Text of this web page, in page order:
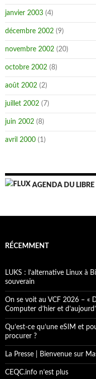
janvier 2003 (4)
décembre 2002 (9)
novembre 2002 (20)
octobre 2002 (8)
août 2002 (2)
juillet 2002 (7)
juin 2002 (8)
avril 2000 (1)
AGENDA DU LIBRE
RÉCEMMENT
LUKS : l’alternative Linux à
souverain
On se voit au VCF 2026 – «
Computer d’hier et
Qu’est-ce qu’une eSIM et
procurer ?
La Presse | Bienvenue sur
CEQC.info n’est plus